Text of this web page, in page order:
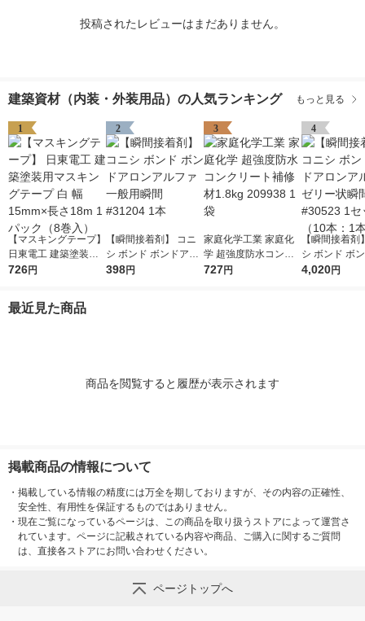
投稿されたレビューはまだありません。
建築資材（内装・外装用品）の人気ランキング もっと見る
1
【マスキングテープ】
日東電工 建築塗装用
マスキングテープ 白
726円
2
【瞬間接着剤】 コニ
シ ボンド ボンドアロ
ンアルファ一般用瞬間
398円
3
家庭化学工業 家庭化
学 超強度防水コンク
リート補修材1.8kg 20
727円
4
【瞬間接着剤
シ ボンド ボ
ンアルフアゼ
4,020円
最近見た商品
商品を閲覧すると履歴が表示されます
掲載商品の情報について
・ 掲載している情報の精度には万全を期しておりますが、その内容の正確性、
安全性、有用性を保証するものではありません。
・ 現在ご覧になっているページは、この商品を取り扱うストアによって運営さ
れています。ページに記載されている内容や商品、ご購入に関するご質問
は、直接各ストアにお問い合わせください。
ページトップへ